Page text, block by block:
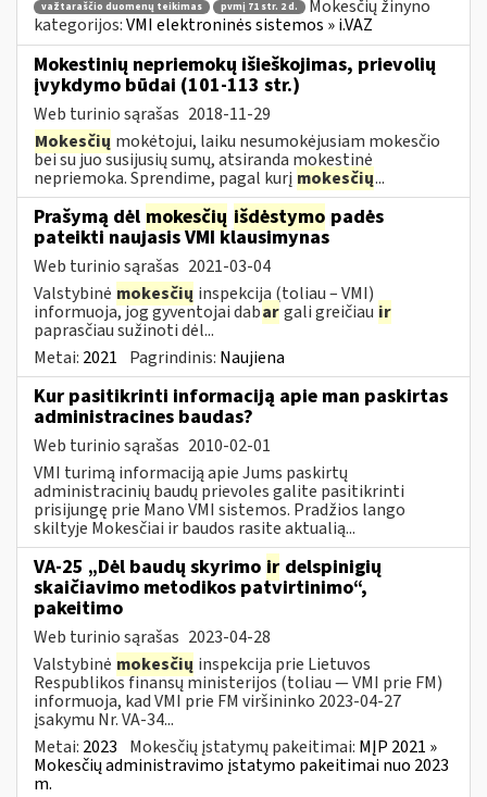
važtaraščio duomenų teikimas pvmį 71 str. 2 d.
Mokesčių žinyno
kategorijos:VMI elektroninės sistemos » i.VAZ
Mokestinių nepriemokų išieškojimas, prievolių
įvykdymo būdai (101-113 str.)
Web turinio sąrašas 2018-11-29
Mokesčių mokėtojui, laiku nesumokėjusiam mokesčio
bei su juo susijusių sumų, atsiranda mokestinė
nepriemoka. Sprendime, pagal kurį mokesčių...
Prašymą dėl mokesčių išdėstymo padės
pateikti naujasis VMI klausimynas
Web turinio sąrašas 2021-03-04
Valstybinė mokesčių inspekcija (toliau – VMI)
informuoja, jog gyventojai dabargali greičiau ir
paprasčiau sužinoti dėl...
Metai: 2021 Pagrindinis: Naujiena
Kur pasitikrinti informaciją apie man paskirtas
administracines baudas?
Web turinio sąrašas 2010-02-01
VMI turimą informaciją apie Jums paskirtų
administracinių baudų prievoles galite pasitikrinti
prisijungę prie Mano VMI sistemos. Pradžios lango
skiltyje Mokesčiai ir baudos rasite aktualią...
VA-25 „Dėl baudų skyrimo ir delspinigių
skaičiavimo metodikos patvirtinimo“,
pakeitimo
Web turinio sąrašas 2023-04-28
Valstybinė mokesčių inspekcija prie Lietuvos
Respublikos finansų ministerijos (toliau ― VMI prie FM)
informuoja, kad VMI prie FM viršininko 2023-04-27
įsakymu Nr. VA-34...
Metai: 2023 Mokesčių įstatymų pakeitimai: MĮP 2021 »
Mokesčių administravimo įstatymo pakeitimai nuo 2023
m.